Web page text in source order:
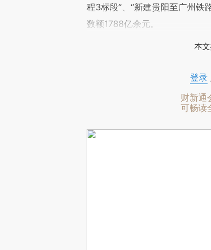
程3标段”、“新建贵阳至广州铁
数额1788亿余元。
本
登录
财新通
可畅读